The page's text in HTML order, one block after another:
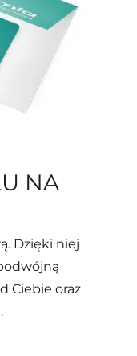
NA
Dzięki niej
Ciebie oraz